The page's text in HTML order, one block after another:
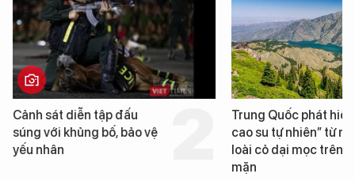
Cảnh sát diễn tập đấu
súng với khủng bố, bảo vệ
yếu nhân
Trung Quốc phát hiện
cao su tự nhiên” từ
loài cỏ dại mọc trên
mặn